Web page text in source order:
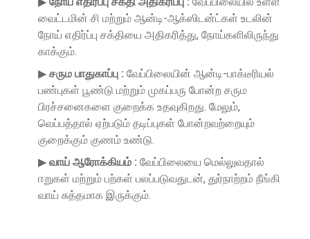
வைட்டமின் சி மற்றும் ஆன்டி-ஆக்ஸிடன்ட்கள் உடலின்
நோய் எதிர்ப்பு சக்தியை அதிகரித்து, நோய்களிலிருந்து
காக்கும்.
▶ சரும பாதுகாப்பு : வேப்பிலையின் ஆன்டி-பாக்டீரியல்
பண்புகள் பூண்டு மற்றும் முகப்பரு போன்ற சரும
பிரச்சனைகளை குறைக்க உதவுகிறது. மேலும்,
வெப்பத்தால் ஏற்படும் தடிப்புகள் போன்றவற்றையும்
குறைக்கும் குணம் உண்டு.
▶ வாய் ஆரோக்கியம் : வேப்பிலையை மெல்லுவதால்
ஈறுகள் மற்றும் பற்கள் பலப்படுவதுடன், துர்நாற்றம் நீங்கி
வாய் சுத்தமாக இருக்கும்.